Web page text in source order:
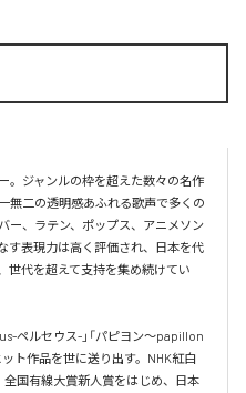
。ジャンルの枠を超えた数々の名作
無二の透明感あふれる歌声で多くの
ー、ラテン、ポップス、アニメソン
す表現力は高く評価され、日本を代
世代を超えて支持を集め続けてい
ペルセウス-」「パピヨン～papillon
ット作品を世に送り出す。NHK紅白
国有線大賞新人賞をはじめ、日本